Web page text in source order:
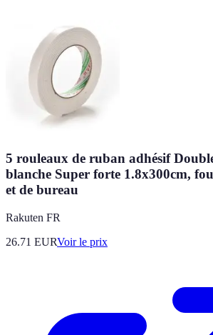
5 rouleaux de ruban adhésif
blanche Super forte 1.8x300cm,
et de bureau
Rakuten FR
26.71 EURVoir le prix